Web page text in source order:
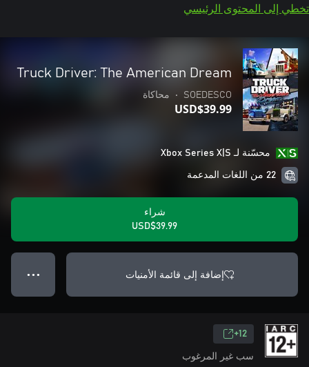
تخطي إلى المحتوى الرئيسي
Truck Driver: The American Dream
SOEDESCO
• محاكاة
USD$39.99
محسّنة لـ Xbox Series X|S
22 من اللغات المدعمة
شراء
USD$39.99
إضافة إلى قائمة الأمنيات ● ● ●
12+
سب غير المرغوب